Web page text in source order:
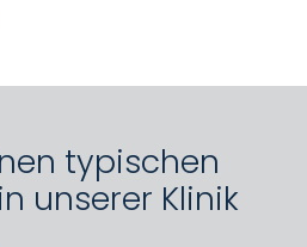
typischen
unserer Klinik